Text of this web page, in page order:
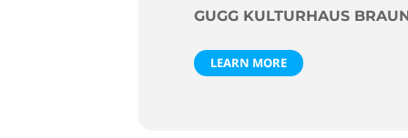
GUGG KULTURHAUS
LEARN MORE